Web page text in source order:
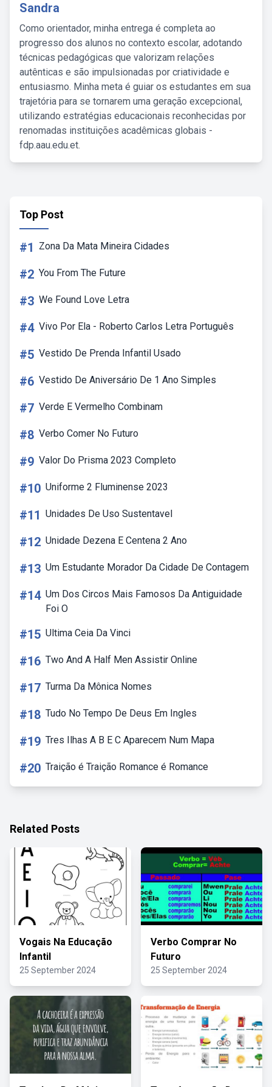
Sandra
Como orientador, minha entrega é completa ao
progresso dos alunos no contexto escolar, adotando
técnicas pedagógicas que valorizam relações
autênticas e são impulsionadas por criatividade e
entusiasmo. Minha meta é guiar os estudantes em sua
trajetória para se tornarem uma geração excepcional,
utilizando estratégias educacionais reconhecidas por
renomadas instituições acadêmicas globais -
fdp.aau.edu.et.
Top Post
#1 Zona Da Mata Mineira Cidades
#2 You From The Future
#3 We Found Love Letra
#4 Vivo Por Ela - Roberto Carlos Letra Português
#5 Vestido De Prenda Infantil Usado
#6 Vestido De Aniversário De 1 Ano Simples
#7 Verde E Vermelho Combinam
#8 Verbo Comer No Futuro
#9 Valor Do Prisma 2023 Completo
#10 Uniforme 2 Fluminense 2023
#11 Unidades De Uso Sustentavel
#12 Unidade Dezena E Centena 2 Ano
#13 Um Estudante Morador Da Cidade De Contagem
#14 Um Dos Circos Mais Famosos Da Antiguidade
Foi O
#15 Ultima Ceia Da Vinci
#16 Two And A Half Men Assistir Online
#17 Turma Da Mônica Nomes
#18 Tudo No Tempo De Deus Em Ingles
#19 Tres Ilhas A B E C Aparecem Num Mapa
#20 Traição é Traição Romance é Romance
Related Posts
Vogais Na Educação
Infantil
25 September 2024
Verbo Comprar No
Futuro
25 September 2024